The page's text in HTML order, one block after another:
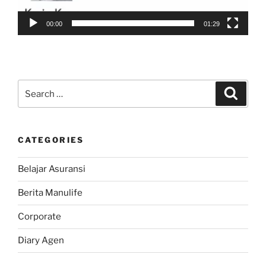
00:00 01:29
CATEGORIES
Belajar Asuransi
Berita Manulife
Corporate
Diary Agen